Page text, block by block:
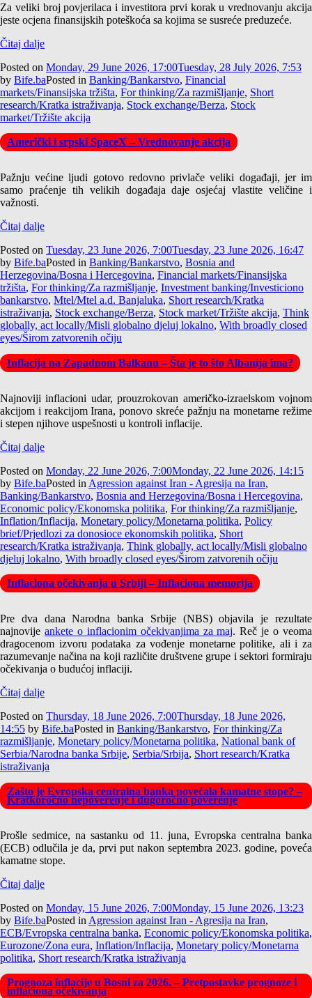
Za veliki broj povjerilaca i investitora prvi korak u vrednovanju akcija
jeste ocjena finansijskih poteškoća sa kojima se susreće preduzeće.
Čitaj dalje
Posted on Monday, 29 June 2026, 17:00Tuesday, 28 July 2026, 7:53
by Bife.baPosted in Banking/Bankarstvo, Financial
markets/Finansijska tržišta, For thinking/Za razmišljanje, Short
research/Kratka istraživanja, Stock exchange/Berza, Stock
market/Tržište akcija
Američki i srpski SpaceX – Vrednovanje akcija
Pažnju većine ljudi gotovo redovno privlače veliki događaji, jer im
samo praćenje tih velikih događaja daje osjećaj vlastite veličine i
važnosti.
Čitaj dalje
Posted on Tuesday, 23 June 2026, 7:00Tuesday, 23 June 2026, 16:47
by Bife.baPosted in Banking/Bankarstvo, Bosnia and
Herzegovina/Bosna i Hercegovina, Financial markets/Finansijska
tržišta, For thinking/Za razmišljanje, Investment banking/Investiciono
bankarstvo, Mtel/Mtel a.d. Banjaluka, Short research/Kratka
istraživanja, Stock exchange/Berza, Stock market/Tržište akcija, Think
globally, act locally/Misli globalno djeluj lokalno, With broadly closed
eyes/Širom zatvorenih očiju
Inflacija na Zapadnom Balkanu – Šta je to što Albanija ima?
Najnoviji inflacioni udar, prouzrokovan američko-izraelskom vojnom
akcijom i reakcijom Irana, ponovo skreće pažnju na monetarne režime
i stepen njihove uspešnosti u kontroli inflacije.
Čitaj dalje
Posted on Monday, 22 June 2026, 7:00Monday, 22 June 2026, 14:15
by Bife.baPosted in Agression against Iran - Agresija na Iran,
Banking/Bankarstvo, Bosnia and Herzegovina/Bosna i Hercegovina,
Economic policy/Ekonomska politika, For thinking/Za razmišljanje,
Inflation/Inflacija, Monetary policy/Monetarna politika, Policy
brief/Prjedlozi za donosioce ekonomskih politika, Short
research/Kratka istraživanja, Think globally, act locally/Misli globalno
djeluj lokalno, With broadly closed eyes/Širom zatvorenih očiju
Inflaciona očekivanja u Srbiji – Inflaciona memorija
Pre dva dana Narodna banka Srbije (NBS) objavila je rezultate
najnovije ankete o inflacionim očekivanjima za maj. Reč je o veoma
dragocenom izvoru podataka za vođenje monetarne politike, ali i za
razumevanje načina na koji različite društvene grupe i sektori formiraju
očekivanja o budućoj inflaciji.
Čitaj dalje
Posted on Thursday, 18 June 2026, 7:00Thursday, 18 June 2026,
14:55 by Bife.baPosted in Banking/Bankarstvo, For thinking/Za
razmišljanje, Monetary policy/Monetarna politika, National bank of
Serbia/Narodna banka Srbije, Serbia/Srbija, Short research/Kratka
istraživanja
Zašto je Evropska centralna banka povećala kamatne stope? –
Kratkoročno nepoverenje i dugoročno poverenje
Prošle sedmice, na sastanku od 11. juna, Evropska centralna banka
(ECB) odlučila je da, prvi put nakon septembra 2023. godine, poveća
kamatne stope.
Čitaj dalje
Posted on Monday, 15 June 2026, 7:00Monday, 15 June 2026, 13:23
by Bife.baPosted in Agression against Iran - Agresija na Iran,
ECB/Evropska centralna banka, Economic policy/Ekonomska politika,
Eurozone/Zona eura, Inflation/Inflacija, Monetary policy/Monetarna
politika, Short research/Kratka istraživanja
Prognoza inflacije u Bosni za 2026. – Pretpostavke prognoze i
inflaciona očekivanja